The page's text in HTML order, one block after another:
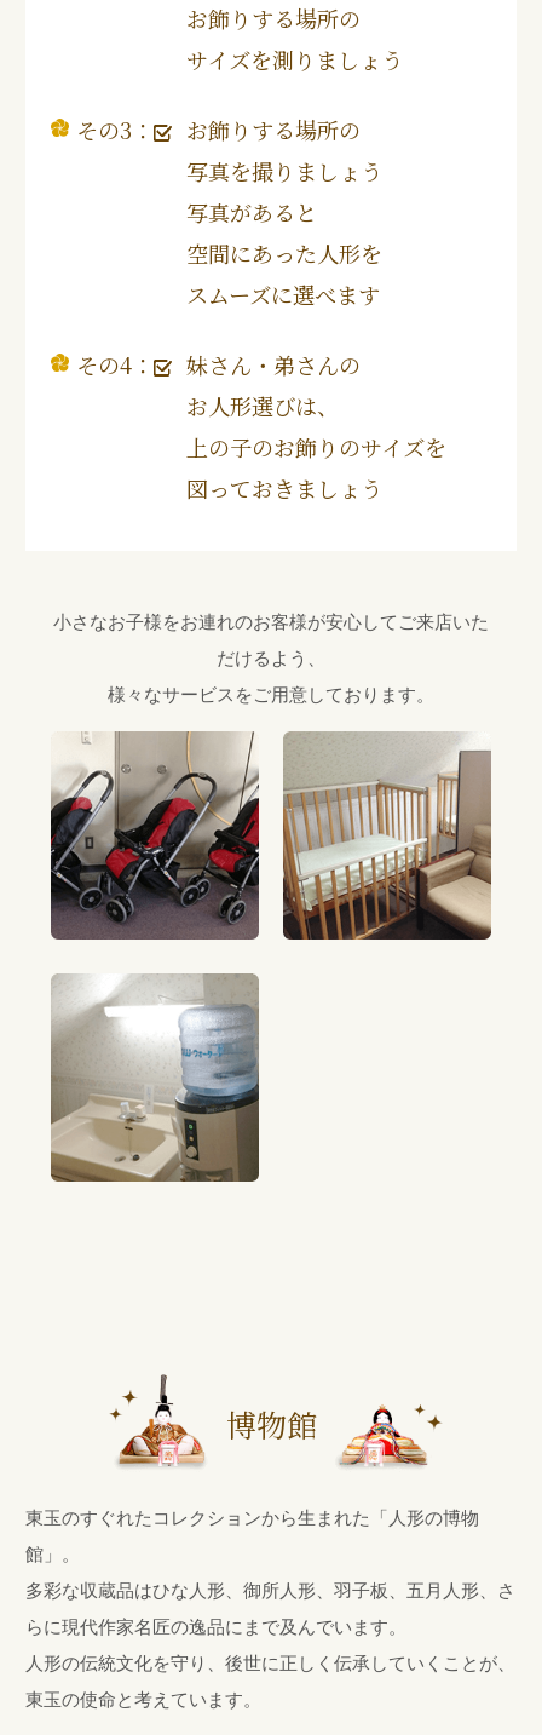
お飾りする場所の
サイズを測りましょう
その3：
お飾りする場所の
写真を撮りましょう
写真があると
空間にあった人形を
スムーズに選べます
その4：
妹さん・弟さんの
お人形選びは、
上の子のお飾りのサイズを
図っておきましょう
小さなお子様をお連れのお客様が安心してご来店いた
だけるよう、
様々なサービスをご用意しております。
博物館
東玉のすぐれたコレクションから生まれた「人形の博物
館」。
多彩な収蔵品はひな人形、御所人形、羽子板、五月人形、さ
らに現代作家名匠の逸品にまで及んでいます。
人形の伝統文化を守り、後世に正しく伝承していくことが、
東玉の使命と考えています。